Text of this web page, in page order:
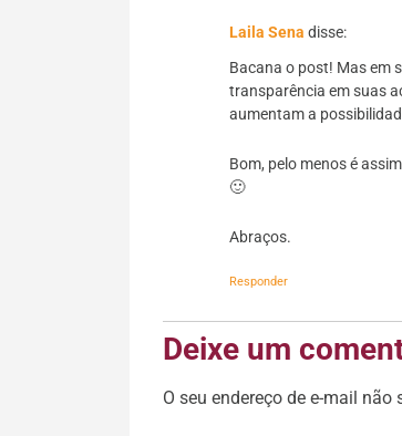
Laila Sena disse:
Bacana o post! Mas em
transparência em suas
aumentam a
Bom, pelo menos é
🙂
Abraços.
Responder
Deixe um
O seu endereço de e-mail não